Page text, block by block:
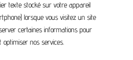
texte stocké sur votre appareil
lorsque vous visitez un site
certaines informations pour
nos services.